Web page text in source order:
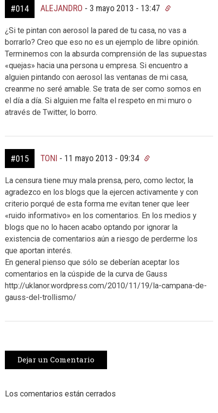
#014 ALEJANDRO - 3 mayo 2013 - 13:47
¿Si te pintan con aerosol la pared de tu casa, no vas a
borrarlo? Creo que eso no es un ejemplo de libre opinión.
Terminemos con la absurda comprensión de las supuestas
«quejas» hacia una persona u empresa. Si encuentro a
alguien pintando con aerosol las ventanas de mi casa,
creanme no seré amable. Se trata de ser como somos en
el día a día. Si alguien me falta el respeto en mi muro o
através de Twitter, lo borro.
#015 TONI - 11 mayo 2013 - 09:34
La censura tiene muy mala prensa, pero, como lector, la
agradezco en los blogs que la ejercen activamente y con
criterio porqué de esta forma me evitan tener que leer
«ruido informativo» en los comentarios. En los medios y
blogs que no lo hacen acabo optando por ignorar la
existencia de comentarios aún a riesgo de perderme los
que aportan interés.
En general pienso que sólo se deberían aceptar los
comentarios en la cúspide de la curva de Gauss
http://uklanor.wordpress.com/2010/11/19/la-campana-de-
gauss-del-trollismo/
Dejar un Comentario
Los comentarios están cerrados